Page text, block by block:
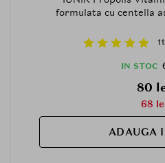
formulata cu centella
IN STOC
80
68
ADAUGA